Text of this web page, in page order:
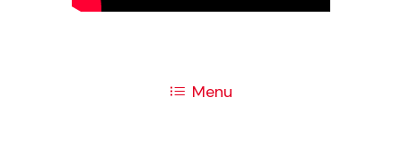
Menu